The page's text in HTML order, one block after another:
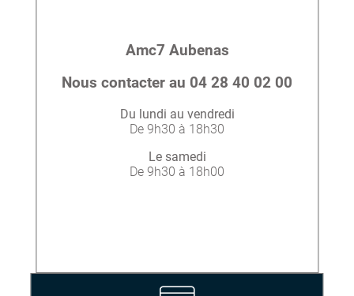
Amc7 Aubenas
Nous contacter au 04 28 40 02 00
Du lundi au vendredi
De 9h30 à 18h30
Le samedi
De 9h30 à 18h00